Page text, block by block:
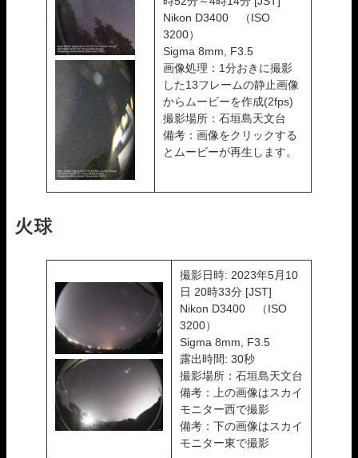
Nikon D3400 （ISO
3200）
Sigma 8mm, F3.5
画像処理：1分おきに撮影
した13フレームの静止画像
からムービーを作成(2fps)
撮影場所：石垣島天文台
備考：画像をクリックする
とムービーが再生します。
火球
撮影日時: 2023年5月10
日 20時33分 [JST]
Nikon D3400 （ISO
3200）
Sigma 8mm, F3.5
露出時間: 30秒
撮影場所：石垣島天文台
備考：上の画像はスカイ
モニター西で撮影
備考：下の画像はスカイ
モニター東で撮影